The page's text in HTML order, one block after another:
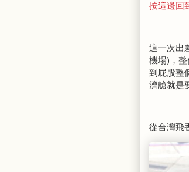
按這邊回
這一次出
機場)，
到屁股整
濟艙就是
從台灣飛